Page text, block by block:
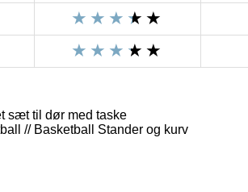
sæt til dør med taske
// Basketball Stander og kurv